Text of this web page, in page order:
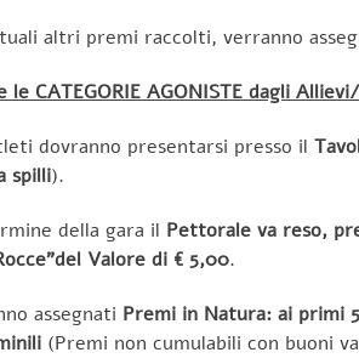
altri premi raccolti, verranno
le CATEGORIE AGONISTE dagli
dovranno presentarsi presso il
spilli).
della gara il Pettorale va reso,
Valore di € 5,00.
assegnati Premi in Natura: ai primi
(Premi non cumulabili con buoni